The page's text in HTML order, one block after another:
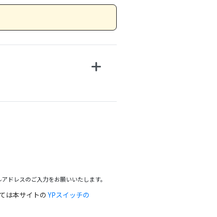
ドレスのご入力をお願いいたします。
は本サイトのYPスイッチの